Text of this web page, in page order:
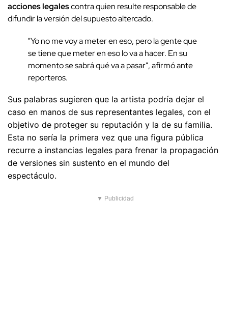
acciones legalescontra quien resulte responsable de
difundir la versión del supuesto altercado.
"Yo no me voy a meter en eso, pero la gente que
se tiene que meter en eso lo va a hacer. En su
momento se sabrá qué va a pasar", afirmó ante
reporteros.
Sus palabras sugieren que la artista podría dejar el
caso en manos de sus representantes legales, con el
objetivo de proteger su reputación y la de su familia.
Esta no sería la primera vez que una figura pública
recurre a instancias legales para frenar la propagación
de versiones sin sustento en el mundo del
espectáculo.
▼ Publicidad